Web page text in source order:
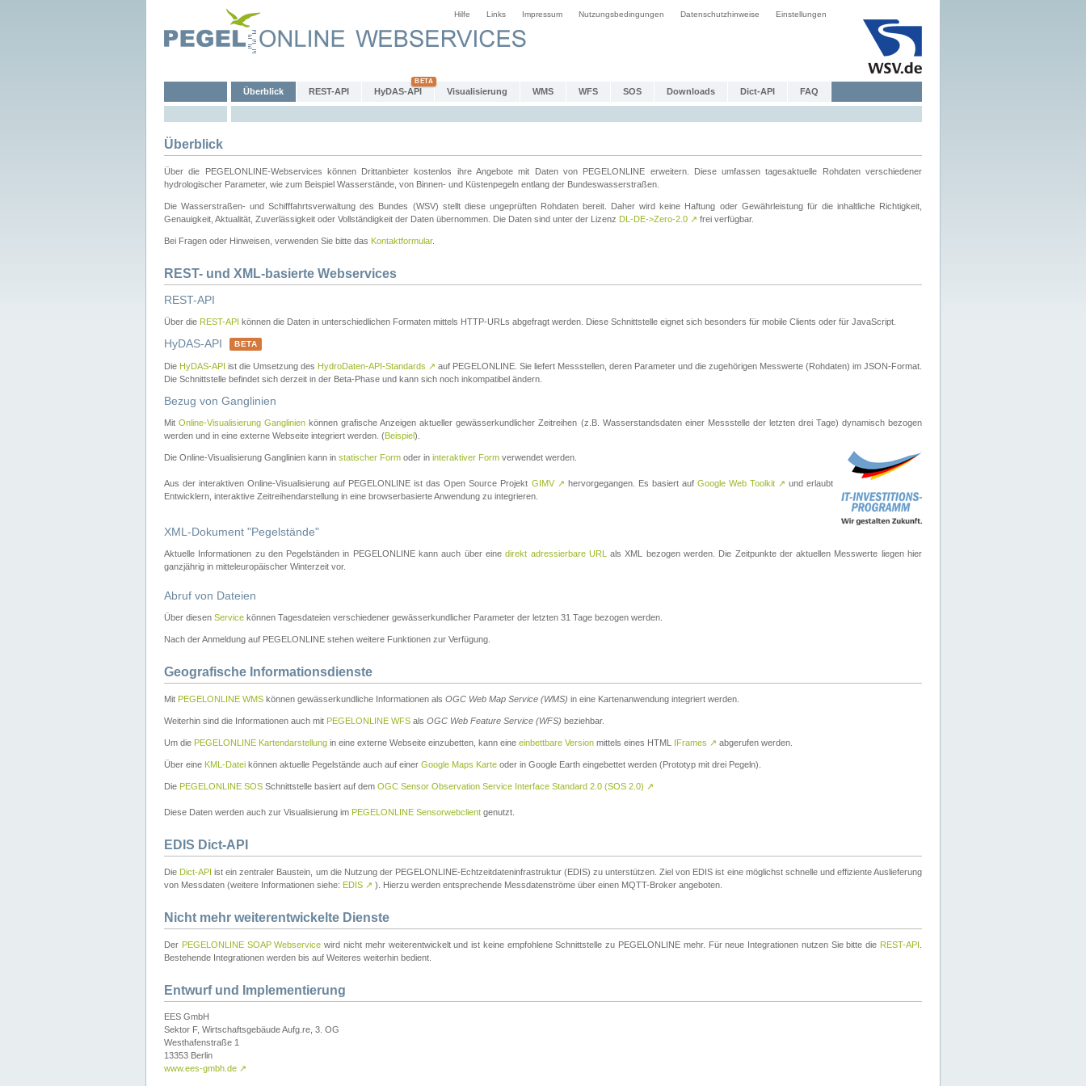
Hilfe Links Impressum Nutzungsbedingungen Datenschutzhinweise Einstellungen
Überblick REST-API HyDAS-API Visualisierung WMS WFS SOS Downloads Dict-API FAQ
Überblick
Über die PEGELONLINE-Webservices können Drittanbieter kostenlos ihre Angebote mit Daten von PEGELONLINE erweitern. Diese umfassen tagesaktuelle Rohdaten verschiedener
hydrologischer Parameter, wie zum Beispiel Wasserstände, von Binnen- und Küstenpegeln entlang der Bundeswasserstraßen.
Die Wasserstraßen- und Schifffahrtsverwaltung des Bundes (WSV) stellt diese ungeprüften Rohdaten bereit. Daher wird keine Haftung oder Gewährleistung für die inhaltliche Richtigkeit,
Genauigkeit, Aktualität, Zuverlässigkeit oder Vollständigkeit der Daten übernommen. Die Daten sind unter der Lizenz DL-DE->Zero-2.0 ↗ frei verfügbar.
Bei Fragen oder Hinweisen, verwenden Sie bitte das Kontaktformular.
REST- und XML-basierte Webservices
REST-API
Über die REST-API können die Daten in unterschiedlichen Formaten mittels HTTP-URLs abgefragt werden. Diese Schnittstelle eignet sich besonders für mobile Clients oder für JavaScript.
HyDAS-API BETA
Die HyDAS-API ist die Umsetzung des HydroDaten-API-Standards ↗ auf PEGELONLINE. Sie liefert Messstellen, deren Parameter und die zugehörigen Messwerte (Rohdaten) im JSON-Format.
Die Schnittstelle befindet sich derzeit in der Beta-Phase und kann sich noch inkompatibel ändern.
Bezug von Ganglinien
MitOnline-Visualisierung Ganglinien können grafische Anzeigen aktueller gewässerkundlicher Zeitreihen (z.B. Wasserstandsdaten einer Messstelle der letzten drei Tage) dynamisch bezogen
werden und in eine externe Webseite integriert werden. (Beispiel).
Die Online-Visualisierung Ganglinien kann in statischer Form oder in interaktiver Form verwendet werden.
Aus der interaktiven Online-Visualisierung auf PEGELONLINE ist das Open Source Projekt GIMV ↗ hervorgegangen. Es basiert auf Google Web Toolkit ↗ und erlaubt
Entwicklern, interaktive Zeitreihendarstellung in eine browserbasierte Anwendung zu integrieren.
XML-Dokument "Pegelstände"
Aktuelle Informationen zu den Pegelständen in PEGELONLINE kann auch über einedirekt adressierbare URL
als XML bezogen werden. Die Zeitpunkte der aktuellen Messwerte liegen hier
ganzjährig in mitteleuropäischer Winterzeit vor.
Abruf von Dateien
Über diesen Service können Tagesdateien verschiedener gewässerkundlicher Parameter der letzten 31 Tage bezogen werden.
Nach der Anmeldung auf PEGELONLINE stehen weitere Funktionen zur Verfügung.
Geografische Informationsdienste
Mit PEGELONLINE WMS können gewässerkundliche Informationen als OGC Web Map Service (WMS) in eine Kartenanwendung integriert werden.
Weiterhin sind die Informationen auch mit PEGELONLINE WFS als OGC Web Feature Service (WFS) beziehbar.
Um die PEGELONLINE Kartendarstellung in eine externe Webseite einzubetten, kann eine einbettbare Version mittels eines HTML IFrames ↗ abgerufen werden.
Über eine KML-Datei können aktuelle Pegelstände auch auf einer Google Maps Karte oder in Google Earth eingebettet werden (Prototyp mit drei Pegeln).
Die PEGELONLINE SOS Schnittstelle basiert auf dem OGC Sensor Observation Service Interface Standard 2.0 (SOS 2.0) ↗
Diese Daten werden auch zur Visualisierung im PEGELONLINE Sensorwebclient genutzt.
EDIS Dict-API
Die Dict-API ist ein zentraler Baustein, um die Nutzung der PEGELONLINE-Echtzeitdateninfrastruktur (EDIS) zu unterstützen. Ziel von EDIS ist eine möglichst schnelle und effiziente Auslieferung
von Messdaten (weitere Informationen siehe: EDIS ↗ ). Hierzu werden entsprechende Messdatenströme über einen MQTT-Broker angeboten.
Nicht mehr weiterentwickelte Dienste
Der PEGELONLINE SOAP Webservice wird nicht mehr weiterentwickelt und ist keine empfohlene Schnittstelle zu PEGELONLINE mehr. Für neue Integrationen nutzen Sie bitte die REST-API
Bestehende Integrationen werden bis auf Weiteres weiterhin bedient.
Entwurf und Implementierung
EES GmbH
Sektor F, Wirtschaftsgebäude Aufg.re, 3. OG
Westhafenstraße 1
13353 Berlin
www.ees-gmbh.de ↗